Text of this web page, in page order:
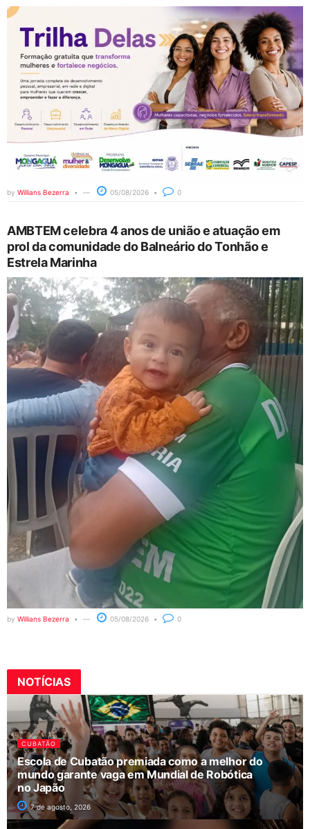
by Willians Bezerra 05/08/2026 0
AMBTEM celebra 4 anos de união e atuação em
prol da comunidade do Balneário do Tonhão e
Estrela Marinha
by Willians Bezerra 05/08/2026 0
NOTÍCIAS
CUBATÃO
Escola de Cubatão premiada como a melhor do
mundo garante vaga em Mundial de Robótica
no Japão
7 de agosto, 2026